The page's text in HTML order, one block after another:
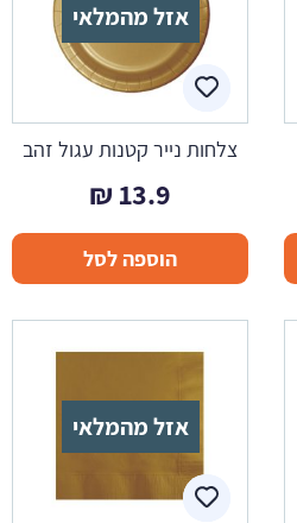
אזל מהמלאי
צלחות נייר קטנות עגול זהב
13.9
₪
הוספה לסל
אזל מהמלאי